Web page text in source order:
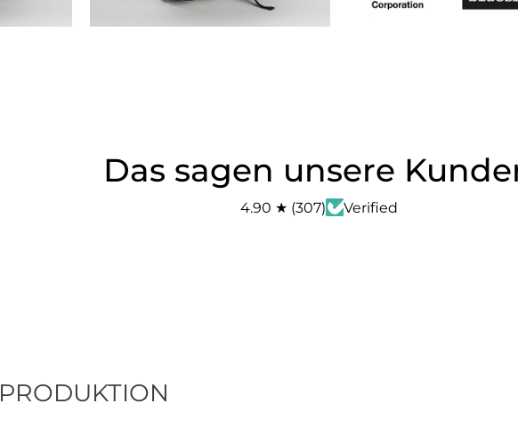
Das sagen unsere
4.90 ★ (307) Verified
PRODUKTION